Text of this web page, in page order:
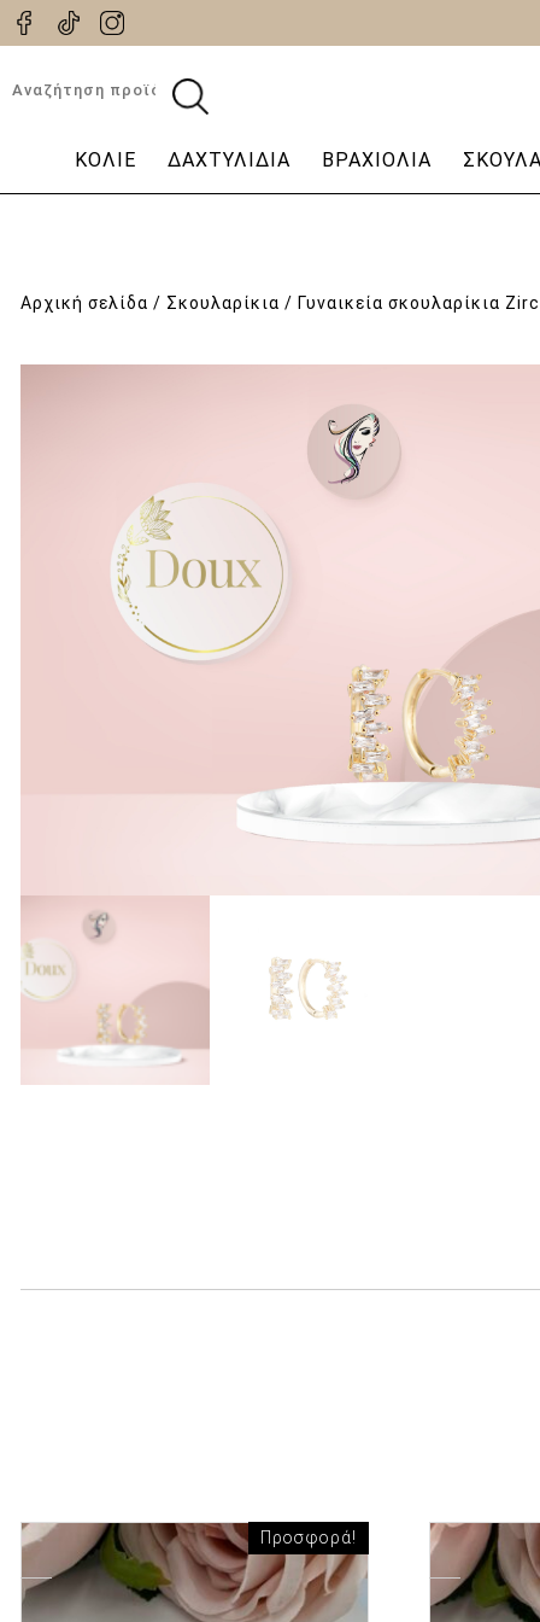
Αναζήτηση
ΚΟΛΙΈ ΔΑΧΤΥΛΊΔΙΑ ΒΡΑΧΙΌΛΙΑ
Αρχική σελίδα / Σκουλαρίκια / Γυναικεία σκουλαρίκια
Προσφορά!